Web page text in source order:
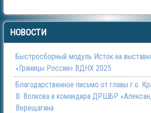
НОВОСТИ
Быстросборный модуль Исток на
«Границы России» ВДНХ 2025
Благодарственное письмо от главы г.о.
В. Волкова и командира ДРШБР
Верещагина